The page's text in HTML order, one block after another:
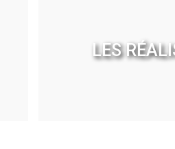
LES